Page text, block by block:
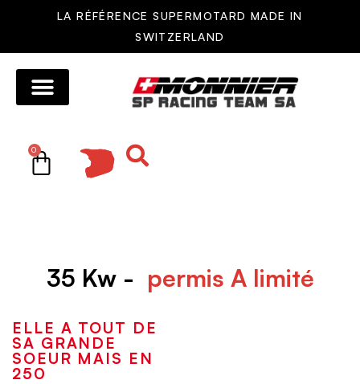
LA RÉFÉRENCE SUPERMOTARD MADE IN
SWITZERLAND
0
35 Kw - permis A limité
ELLE A TOUT DE
SA GRANDE
SOEUR MAIS EN
250